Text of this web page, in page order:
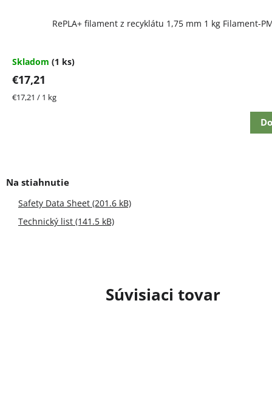
Súvisiaci tovar
RePLA+ filament z recyklátu 1,75 mm 1 kg Filament-
Skladom (1 ks)
€17,21
Jednotková
€17,21 / 1 kg
Safety Data Sheet (201.6 kB)
Technický list (141.5 kB)